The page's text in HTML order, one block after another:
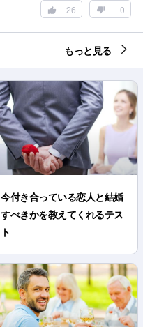
0
26
もっと見る
今付き合っている恋人と結婚
すべきかを教えてくれるテス
ト